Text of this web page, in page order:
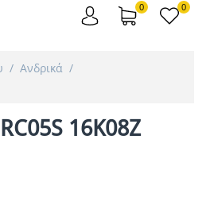
0 0
/ Ανδρικά /
16K08Z